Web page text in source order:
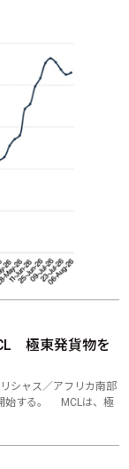
極東発貨物を
シャス／アフリカ南部
始する。 MCLは、極